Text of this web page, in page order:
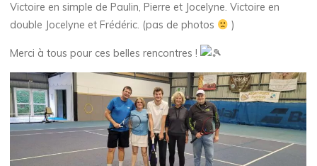
Victoire en simple de Paulin, Pierre et Jocelyne. Victoire en
double Jocelyne et Frédéric. (pas de photos
)
Merci à tous pour ces belles rencontres !